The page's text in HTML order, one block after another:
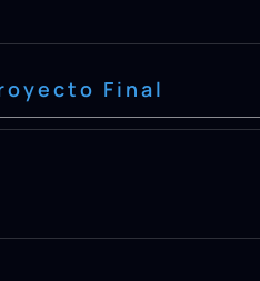
Final